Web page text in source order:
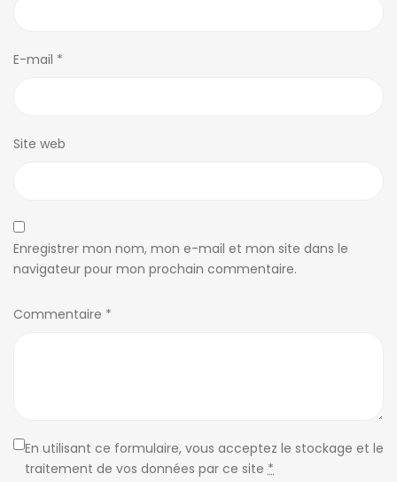
E-mail *
Site web
Enregistrer mon nom, mon e-mail et mon site dans le
navigateur pour mon prochain commentaire.
Commentaire *
En utilisant ce formulaire, vous acceptez le stockage et le
traitement de vos données par ce site *